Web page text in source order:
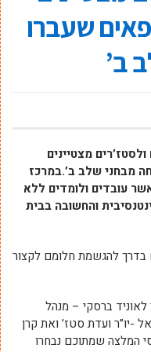
שעברו
ב’
מצטיינים
מבחני שלב ב’.במרכז
מ-300 מתמחים, אשר עובדים ולומדים ללא
והחשובה בבית
בדרך להגשמת חלומם לקצור
ברסקי – מנהל
-יו”ר ועדת סטז’ ואת קרן
המלצה שמתוכם נבחרו